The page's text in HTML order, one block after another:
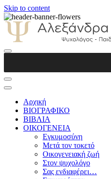
Skip to content
Παιδοψυχολόγος
Αρχική
ΒΙΟΓΡΑΦΙΚΟ
ΒΙΒΛΙΑ
ΟΙΚΟΓΕΝΕΙΑ
Εγκυμοσύνη
Μετά τον τοκετό
Οικογενειακή ζωή
Στον ψυχολόγο
Σας ενδιαφέρει…